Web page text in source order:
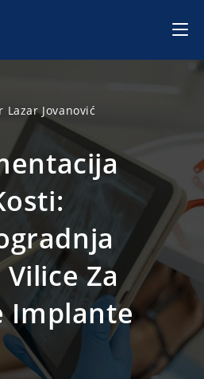
Lazar Jovanović
Za
Implante